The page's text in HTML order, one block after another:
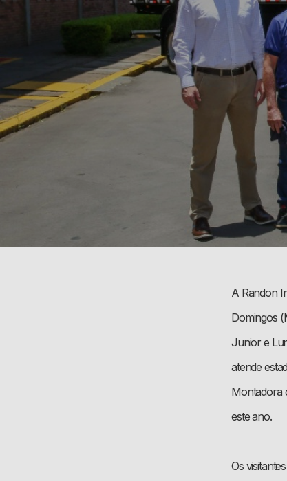
A Randon
Domingos
Junior e
atende
Montadora
este ano.
Os